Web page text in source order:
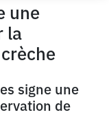
une
la
signe une
de